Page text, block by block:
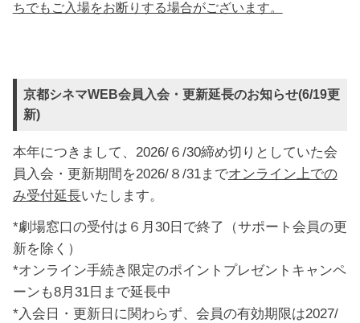
ちでもご入場をお断りする場合がございます。
京都シネマWEB会員入会・更新延長のお知らせ(6/19更
新)
本年につきまして、2026/６/30締め切りとしていた会
員入会・更新期間を2026/８/31までオンライン上での
み受付延長いたします。
*劇場窓口の受付は６月30日で終了（サポート会員の更
新を除く）
*オンライン手続き限定のポイントプレゼントキャンペ
ーン も8月31日まで延長中
*入会日・更新日に関わらず、会員の有効期限は2027/